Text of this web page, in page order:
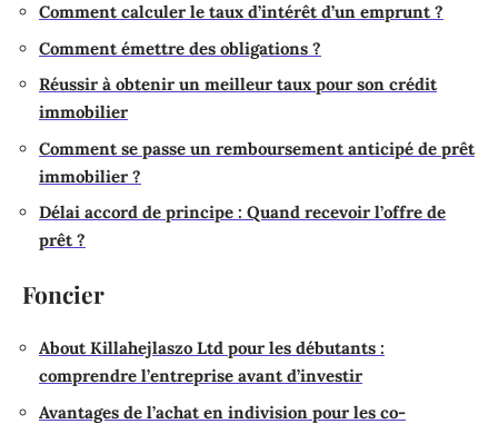
Comment calculer le taux d’intérêt d’un emprunt ?
Comment émettre des obligations ?
Réussir à obtenir un meilleur taux pour son crédit
immobilier
Comment se passe un remboursement anticipé de prêt
immobilier ?
Délai accord de principe : Quand recevoir l’offre de
prêt ?
Foncier
About Killahejlaszo Ltd pour les débutants :
comprendre l’entreprise avant d’investir
Avantages de l’achat en indivision pour les co-